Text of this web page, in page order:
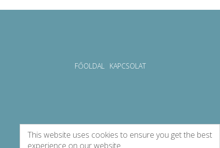
FŐOLDAL KAPCSOLAT
This website uses cookies to ensure you get the best
experience on our website.